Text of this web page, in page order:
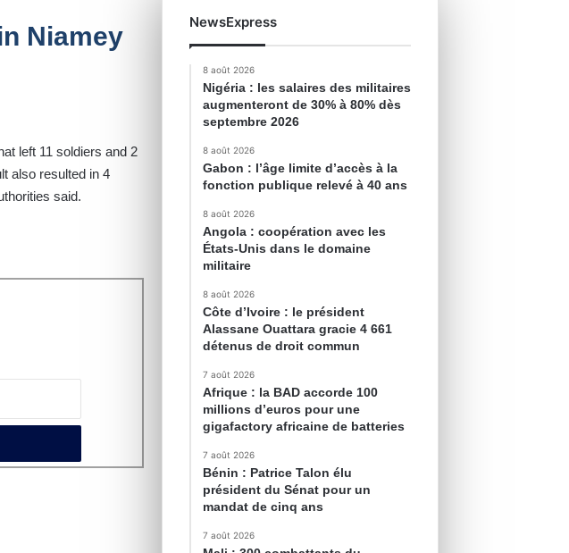
Niamey
left 11 soldiers and 2
also resulted in 4
said.
NewsExpress
8 août 2026
Nigéria : les salaires des militaires
augmenteront de 30% à 80% dès
septembre 2026
8 août 2026
Gabon : l’âge limite d’accès à la
fonction publique relevé à 40 ans
8 août 2026
Angola : coopération avec les
États-Unis dans le domaine
militaire
8 août 2026
Côte d’Ivoire : le président
Alassane Ouattara gracie 4 661
détenus de droit commun
7 août 2026
Afrique : la BAD accorde 100
millions d’euros pour une
gigafactory africaine de batteries
7 août 2026
Bénin : Patrice Talon élu
président du Sénat pour un
mandat de cinq ans
7 août 2026